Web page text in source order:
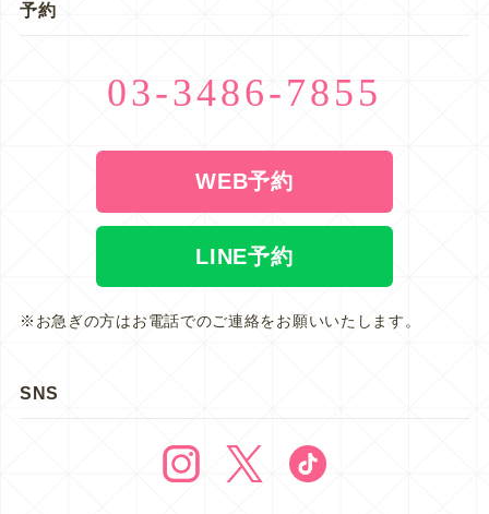
予約
03-3486-7855
WEB予約
LINE予約
※お急ぎの方はお電話でのご連絡をお願いいたします。
SNS